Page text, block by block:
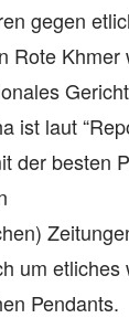
gegen
Rote
ist laut
der besten
um etliches
Pendants.